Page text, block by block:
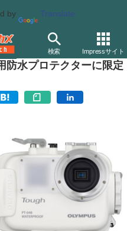
by Translate
検索 Impressサイト
体型（コンパクト）カメラ オ
防水プロテクターに限定